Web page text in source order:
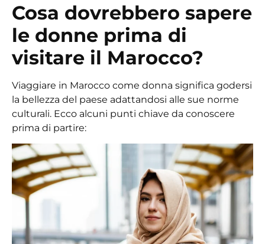
Cosa dovrebbero sapere
le donne prima di
visitare il Marocco?
Viaggiare in Marocco come donna significa godersi
la bellezza del paese adattandosi alle sue norme
culturali. Ecco alcuni punti chiave da conoscere
prima di partire: